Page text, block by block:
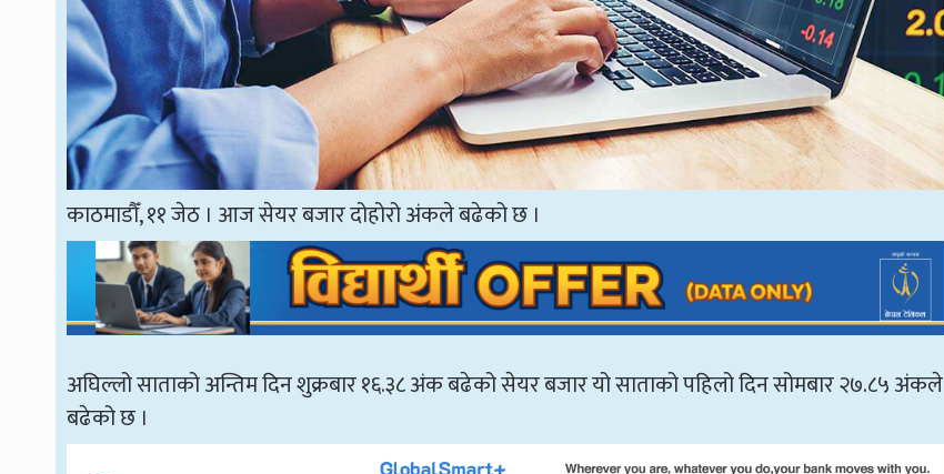
काठमाडौँ, ११ जेठ । आज सेयर बजार दोहोरो अंकले बढेको छ ।
अघिल्लो साताको अन्तिम दिन शुक्रबार १६.३८ अंक बढेको सेयर बजार यो साताको पहिलो दिन सोमबार २७.८५ अंकले
बढेको छ ।